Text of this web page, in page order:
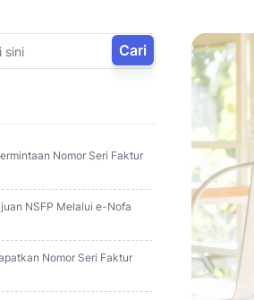
Cari
Nomor Seri Faktur
NSFP Melalui e-Nofa
Nomor Seri Faktur